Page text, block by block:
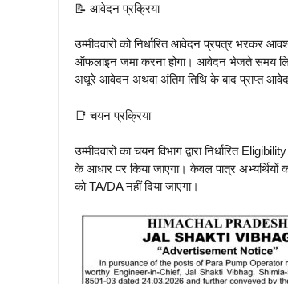
📝 आवेदन प्रक्रिया
उम्मीदवारों को निर्धारित आवेदन प्रपत्र
ऑफलाइन जमा करना होगा। आवेदन भेजते समय
अधूरे आवेदन अथवा अंतिम तिथि के बाद प्राप्त
📑 चयन प्रक्रिया
उम्मीदवारों का चयन विभाग द्वारा निर्धारित
के आधार पर किया जाएगा। केवल पात्र अभ्यर्थियों
को TA/DA नहीं दिया जाएगा।